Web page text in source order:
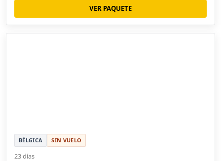
VER PAQUETE
BÉLGICA SIN VUELO
23 días